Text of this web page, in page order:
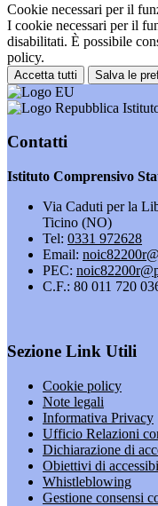
Cookie necessari per il
I cookie necessari per il
disabilitati. È possibile
policy.
Accetta tutti Salva le
Contatti
Istituto Comprensivo
Via Caduti per la
Ticino (NO)
Tel: 0331 972628
Email:
PEC:
C.F.: 80 011 720
Sezione Link Utili
Cookie policy
Note legali
Informativa Privacy
Ufficio Relazioni
Dichiarazione di
Obiettivi di
Whistleblowing
Gestione consensi